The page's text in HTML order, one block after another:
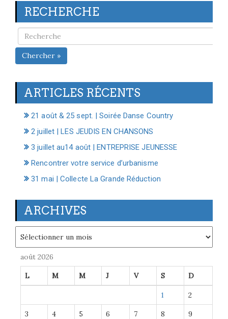
RECHERCHE
Chercher »
ARTICLES RÉCENTS
21 août & 25 sept. | Soirée Danse Country
2 juillet | LES JEUDIS EN CHANSONS
3 juillet au14 août | ENTREPRISE JEUNESSE
Rencontrer votre service d’urbanisme
31 mai | Collecte La Grande Réduction
ARCHIVES
août 2026
L M M J V S D
1 2
3 4 5 6 7 8 9